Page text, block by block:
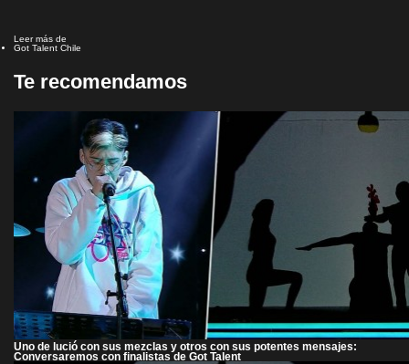
Leer más de
Got Talent Chile
Te recomendamos
Uno de lució con sus mezclas y otros con sus potentes mensajes:
Conversaremos con finalistas de Got Talent